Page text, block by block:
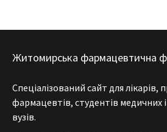
Житомирська фармацевтична
Спеціалізований сайт для лікарів,
фармацевтів, студентів медичних
вузів.